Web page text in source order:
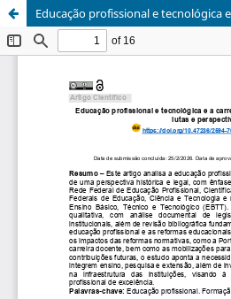
Educação profissional e tecnológica